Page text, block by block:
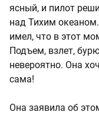
ясный, и пилот
над Тихим
имел, что в этот
Подъем, взлет,
невероятно. Она
сама!
Она заявила об